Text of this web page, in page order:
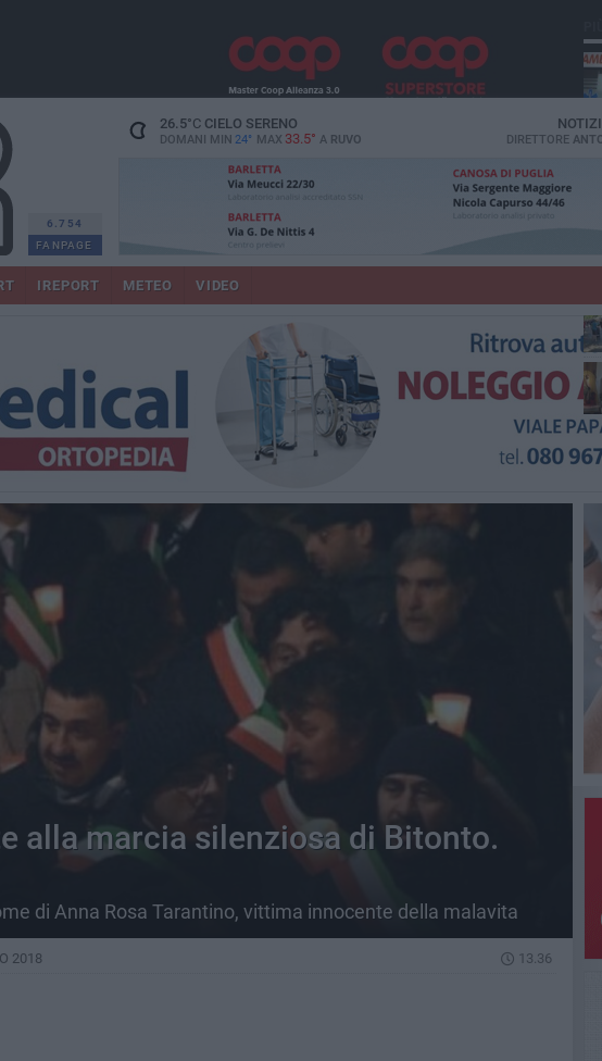
6.754
FANPAGE
26.5°CCIELO SERENO
DOMANI MIN 24° MAX 33.5° A RUVO DIRETTORE
IREPORT METEO VIDEO
alla marcia silenziosa di Bitonto.
di Anna Rosa Tarantino, vittima innocente della malavita
2018 13.36